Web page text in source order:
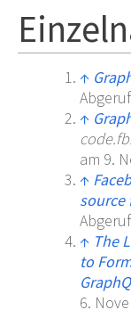
↑
↑
am 9.
↑
source
↑ The
to
6.